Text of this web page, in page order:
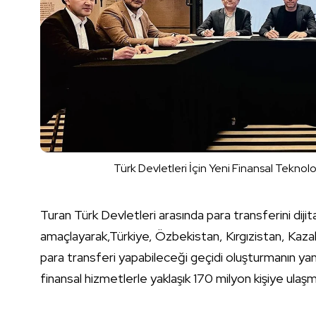
Türk Devletleri İçin Yeni Finansal
Turan Türk Devletleri arasında para transferini
amaçlayarak,Türkiye, Özbekistan, Kırgızistan,
para transferi yapabileceği geçidi oluşturmanın
finansal hizmetlerle yaklaşık 170 milyon kişiye